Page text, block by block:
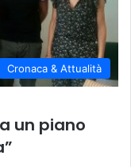
Cronaca & Attualità
un piano